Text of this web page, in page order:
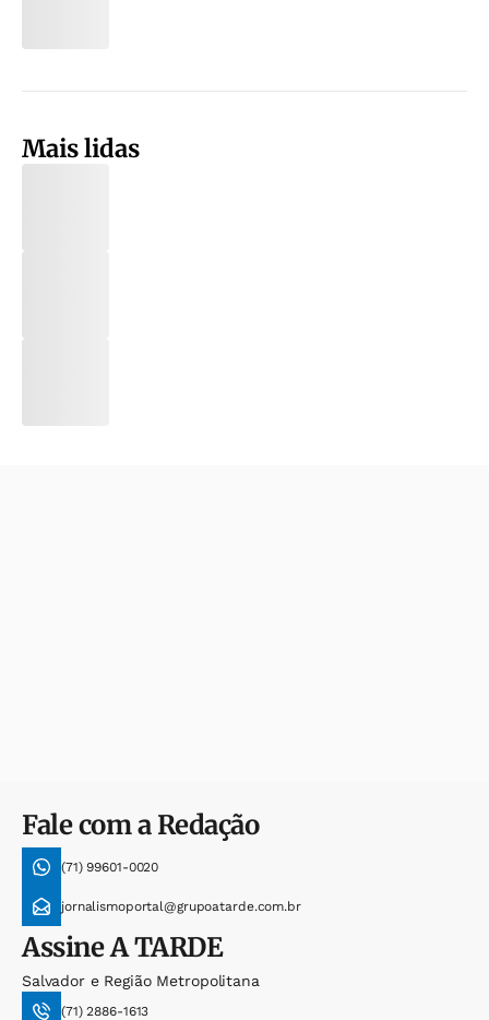
Mais lidas
Fale com a Redação
(71) 99601-0020
jornalismoportal@grupoatarde.com.br
AssineA TARDE
Salvador e Região Metropolitana
(71) 2886-1613